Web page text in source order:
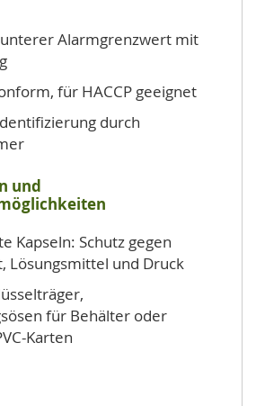
Alarmgrenzwert mit
für HACCP geeignet
durch
und
Kapseln: Schutz gegen
Lösungsmittel und Druck
für Behälter oder
Karten